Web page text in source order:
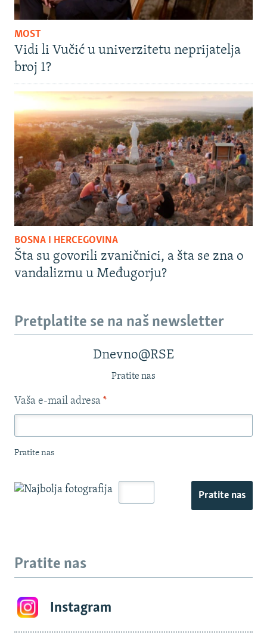
MOST
Vidi li Vučić u univerzitetu neprijatelja
broj 1?
BOSNA I HERCEGOVINA
Šta su govorili zvaničnici, a šta se zna o
vandalizmu u Međugorju?
Pretplatite se na naš newsletter
Dnevno@RSE
Pratite nas
Vaša e-mail adresa *
Pratite nas
Pratite nas
Pratite nas
Instagram